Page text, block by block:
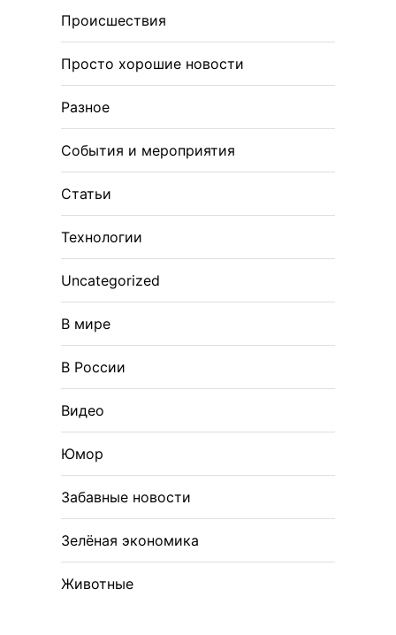
Происшествия
Просто хорошие новости
Разное
События и мероприятия
Статьи
Технологии
Uncategorized
В мире
В России
Видео
Юмор
Забавные новости
Зелёная экономика
Животные